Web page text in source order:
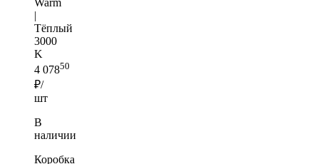
|
Тёплый
3000
K
4 07850
₽/
шт
В
наличии
Коробка